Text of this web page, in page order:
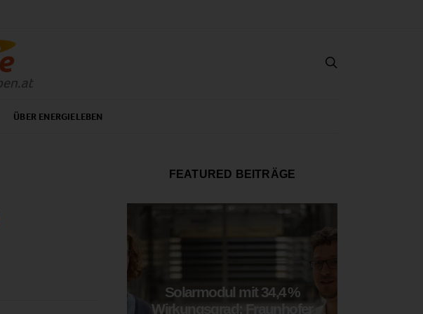
ÜBER ENERGIELEBEN
FEATURED BEITRÄGE
Solarmodul mit 34,4 %
Wirkungsgrad: Fraunhofer